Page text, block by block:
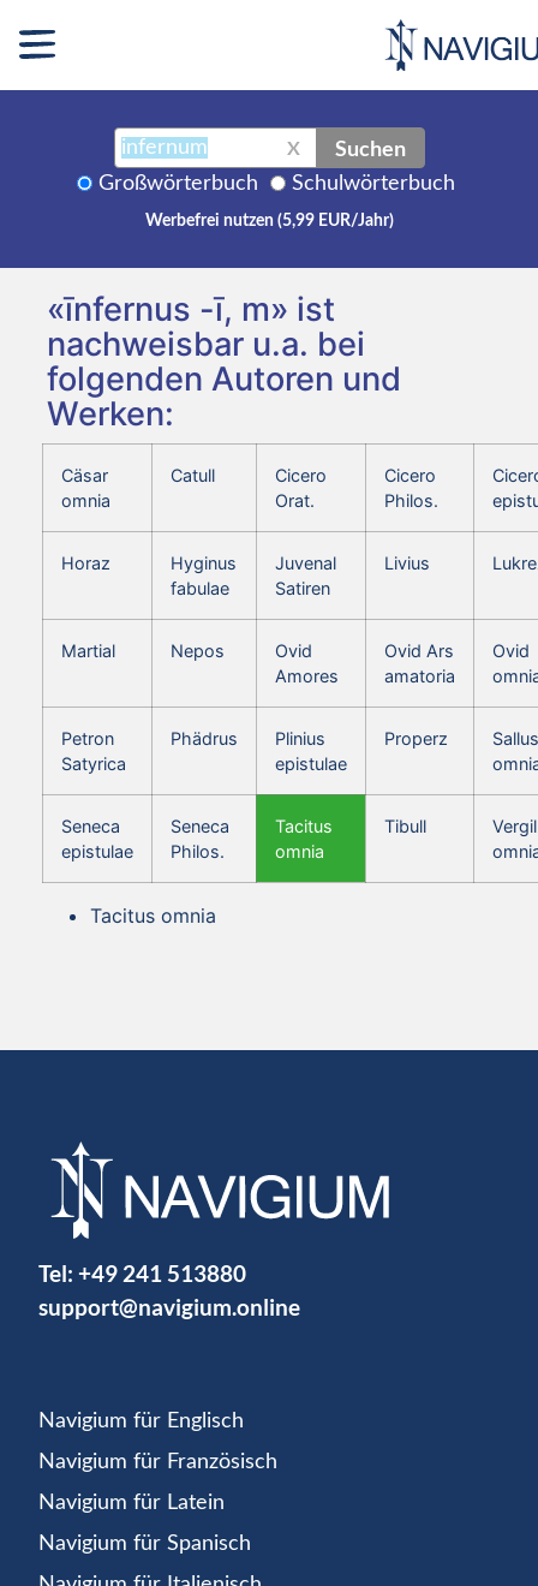
X Suchen
Großwörterbuch Schulwörterbuch
Werbefrei nutzen (5,99 EUR/Jahr)
«īnfernus -ī, m» ist
nachweisbar u.a. bei
folgenden Autoren und
Werken:
Cäsar
omnia
Catull
Cicero
Orat.
Cicero
Philos.
Horaz
Hyginus
fabulae
Juvenal
Satiren
Livius
Martial Nepos
Ovid
Amores
Ovid Ars
amatoria
Ovid
Petron
Satyrica
Phädrus
Plinius
epistulae
Properz
Seneca
epistulae
Seneca
Philos.
Tacitus
omnia
Tibull
Vergil
Tacitus omnia
Tel: +49 241 513880
support@navigium.online
Navigium für Englisch
Navigium für Französisch
Navigium für Latein
Navigium für Spanisch